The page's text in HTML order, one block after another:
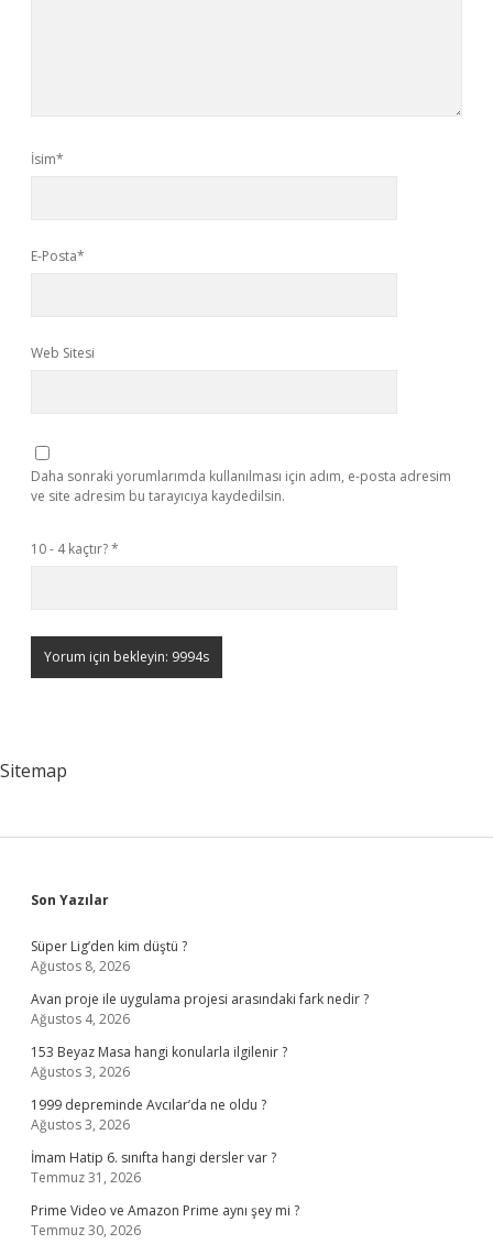
İsim*
E-Posta*
Web Sitesi
Daha sonraki yorumlarımda kullanılması için adım, e-posta adresim
ve site adresim bu tarayıcıya kaydedilsin.
10 - 4 kaçtır?*
Sitemap
Sidebar
Son Yazılar
Süper Lig’den kim düştü ?
Ağustos 8, 2026
Avan proje ile uygulama projesi arasındaki fark nedir ?
Ağustos 4, 2026
153 Beyaz Masa hangi konularla ilgilenir ?
Ağustos 3, 2026
1999 depreminde Avcılar’da ne oldu ?
Ağustos 3, 2026
İmam Hatip 6. sınıfta hangi dersler var ?
Temmuz 31, 2026
Prime Video ve Amazon Prime aynı şey mi ?
Temmuz 30, 2026